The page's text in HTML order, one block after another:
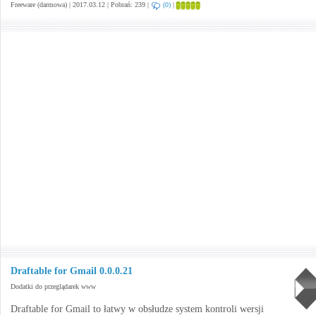
Freeware (darmowa) | 2017.03.12 | Pobrań: 239 | (0) |
Draftable for Gmail 0.0.0.21
Dodatki do przeglądarek www
Draftable for Gmail to łatwy w obsłudze system kontroli wersji